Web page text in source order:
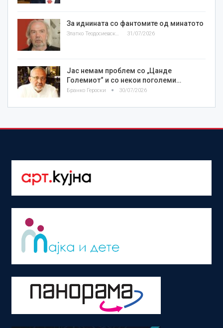
За иднината со фантомите од минатото
Златко Теодосиевски 31/07/2026
Јас немам проблем со „Цанде
Големиот“ и со некои поголеми…
Бранко Героски 30/07/2026